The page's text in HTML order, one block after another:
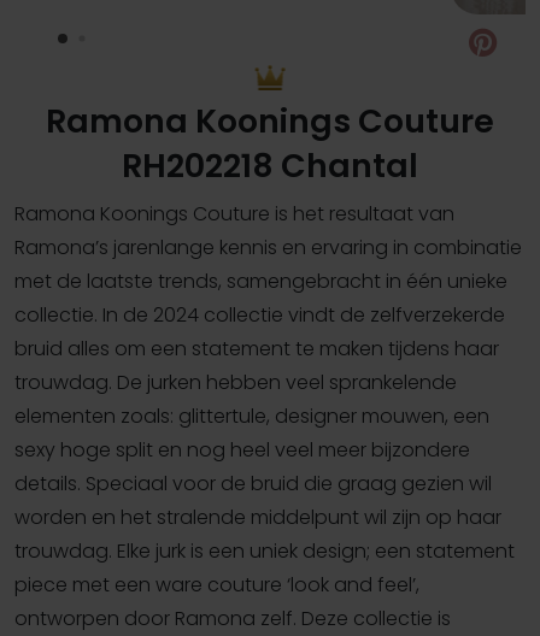
Ramona Koonings Couture
RH202218 Chantal
Ramona Koonings Couture is het resultaat van
Ramona’s jarenlange kennis en ervaring in combinatie
met de laatste trends, samengebracht in één unieke
collectie. In de 2024 collectie vindt de zelfverzekerde
bruid alles om een statement te maken tijdens haar
trouwdag. De jurken hebben veel sprankelende
elementen zoals: glittertule, designer mouwen, een
sexy hoge split en nog heel veel meer bijzondere
details. Speciaal voor de bruid die graag gezien wil
worden en het stralende middelpunt wil zijn op haar
trouwdag. Elke jurk is een uniek design; een statement
piece met een ware couture ‘look and feel’,
ontworpen door Ramona zelf. Deze collectie is